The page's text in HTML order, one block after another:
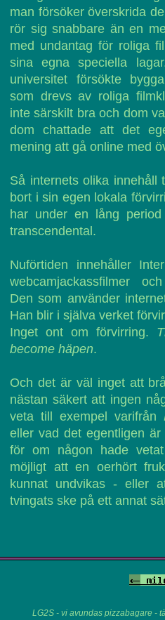
man försöker överskrida
rör sig snabbare än en
med undantag för roliga
sina egna speciella
universitet försökte
som drevs av roliga
inte särskilt bra och dom
dom chattade att det
mening att gå online med
Så internets olika innehåll
bort i sin egen lokala
har under en lång
transcendental.
Nuförtiden innehåller
webcamjackassfilmer
Den som använder
Han blir i själva verket
Inget ont om förvirring.
become häpen.
Och det är väl inget att
nästan säkert att ingen
veta till exempel varifrån
eller vad det egentligen
för om någon hade
möjligt att en oerhört
kunnat undvikas - eller
tvingats ske på ett annat
<-
LG2S - vi avundas pizzabagare -